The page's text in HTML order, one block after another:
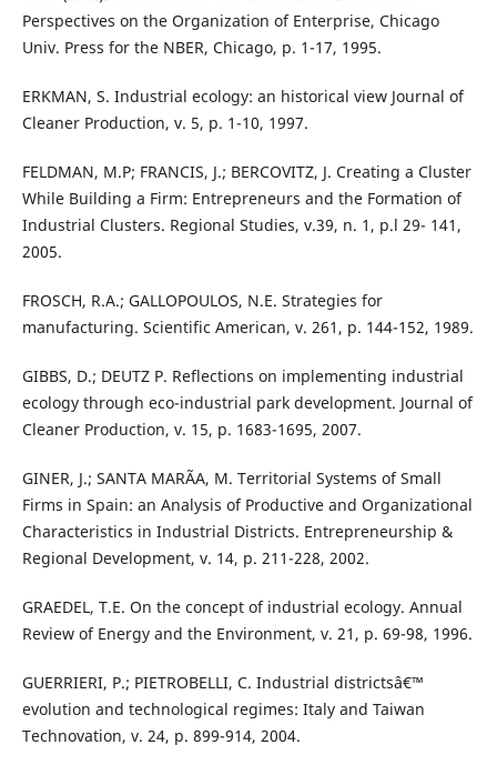
Perspectives on the Organization of Enterprise, Chicago
Univ. Press for the NBER, Chicago, p. 1-17, 1995.
ERKMAN, S. Industrial ecology: an historical view Journal of
Cleaner Production, v. 5, p. 1-10, 1997.
FELDMAN, M.P; FRANCIS, J.; BERCOVITZ, J. Creating a Cluster
While Building a Firm: Entrepreneurs and the Formation of
Industrial Clusters. Regional Studies, v.39, n. 1, p.l 29- 141,
2005.
FROSCH, R.A.; GALLOPOULOS, N.E. Strategies for
manufacturing. Scientific American, v. 261, p. 144-152, 1989.
GIBBS, D.; DEUTZ P. Reflections on implementing industrial
ecology through eco-industrial park development. Journal of
Cleaner Production, v. 15, p. 1683-1695, 2007.
GINER, J.; SANTA MARÃA, M. Territorial Systems of Small
Firms in Spain: an Analysis of Productive and Organizational
Characteristics in Industrial Districts. Entrepreneurship &
Regional Development, v. 14, p. 211-228, 2002.
GRAEDEL, T.E. On the concept of industrial ecology. Annual
Review of Energy and the Environment, v. 21, p. 69-98, 1996.
GUERRIERI, P.; PIETROBELLI, C. Industrial districtsâ€™
evolution and technological regimes: Italy and Taiwan
Technovation, v. 24, p. 899-914, 2004.